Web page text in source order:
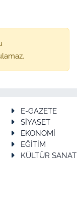
E-GAZETE
SİYASET
EKONOMİ
EĞİTİM
KÜLTÜR SANAT